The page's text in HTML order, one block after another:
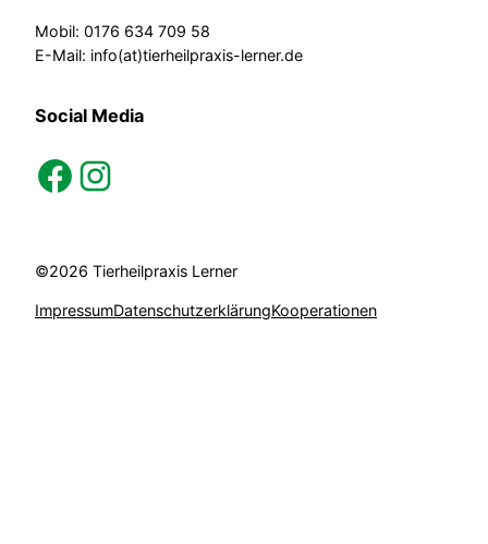
Mobil: 0176 634 709 58
E-Mail: info(at)tierheilpraxis-lerner.de
Social Media
facebook instagram
©2026 Tierheilpraxis Lerner
ImpressumDatenschutzerklärungKooperationen